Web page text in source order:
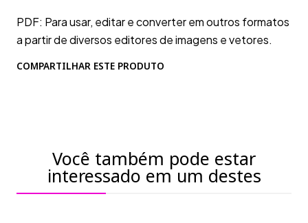
PDF: Para usar, editar e converter em outros formatos
a partir de diversos editores de imagens e vetores.
COMPARTILHAR ESTE PRODUTO
Você também pode estar
interessado em um destes